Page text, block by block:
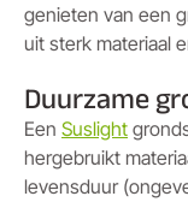
genieten van een
uit sterk materiaal
Duurzame
Een Suslight
hergebruikt
levensduur